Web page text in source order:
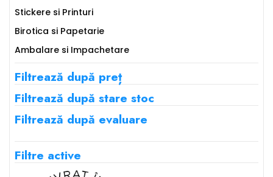
Stickere si Printuri
Birotica si Papetarie
Ambalare si Impachetare
Filtrează după preț
Filtrează după stare stoc
Filtrează după evaluare
Filtre active